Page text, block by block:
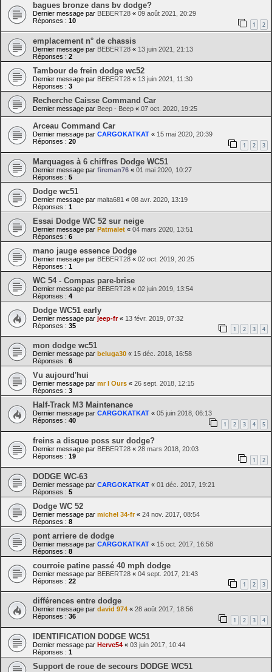
bagues bronze dans bv dodge?
Dernier message par BEBERT28 « 09 août 2021, 20:29
Réponses : 10 1 2
emplacement n° de chassis
Dernier message par BEBERT28 « 13 juin 2021, 21:13
Réponses : 2
Tambour de frein dodge wc52
Dernier message par BEBERT28 « 13 juin 2021, 11:30
Réponses : 3
Recherche Caisse Command Car
Dernier message par Beep - Beep « 07 oct. 2020, 19:25
Arceau Command Car
Dernier message par CARGOKATKAT « 15 mai 2020, 20:39
Réponses : 20 1 2 3
Marquages à 6 chiffres Dodge WC51
Dernier message par fireman76 « 01 mai 2020, 10:27
Réponses : 5
Dodge wc51
Dernier message par malta681 « 08 avr. 2020, 13:19
Réponses : 1
Essai Dodge WC 52 sur neige
Dernier message par Patmalet « 04 mars 2020, 13:51
Réponses : 6
mano jauge essence Dodge
Dernier message par BEBERT28 « 02 oct. 2019, 20:25
Réponses : 1
WC 54 - Compas pare-brise
Dernier message par BEBERT28 « 02 juin 2019, 13:54
Réponses : 4
Dodge WC51 early
Dernier message par jeep-fr« 13 févr. 2019, 07:32
Réponses : 35 1 2 3 4
mon dodge wc51
Dernier message par beluga30 « 15 déc. 2018, 16:58
Réponses : 6
Vu aujourd'hui
Dernier message par mr l Ours « 26 sept. 2018, 12:15
Réponses : 3
Half-Track M3 Maintenance
Dernier message par CARGOKATKAT « 05 juin 2018, 06:13
Réponses : 40 1 2 3 4 5
freins a disque poss sur dodge?
Dernier message par BEBERT28 « 28 mars 2018, 20:03
Réponses : 19 1 2
DODGE WC-63
Dernier message par CARGOKATKAT « 01 déc. 2017, 19:21
Réponses : 5
Dodge WC 52
Dernier message par michel 34-fr« 24 nov. 2017, 08:54
Réponses : 8
pont arriere de dodge
Dernier message par CARGOKATKAT « 15 oct. 2017, 16:58
Réponses : 8
courroie patine passé 40 mph dodge
Dernier message par BEBERT28 « 04 sept. 2017, 21:43
Réponses : 22 1 2 3
différences entre dodge
Dernier message par david 974 « 28 août 2017, 18:56
Réponses : 36 1 2 3 4
IDENTIFICATION DODGE WC51
Dernier message par Herve54 « 03 juin 2017, 10:44
Réponses : 1
Support de roue de secours DODGE WC51